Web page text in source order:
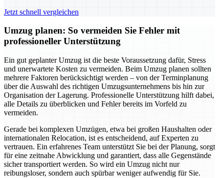
Jetzt schnell vergleichen
Umzug planen: So vermeiden Sie Fehler mit
professioneller Unterstützung
Ein gut geplanter Umzug ist die beste Voraussetzung dafür, Stress
und unerwartete Kosten zu vermeiden. Beim Umzug planen sollten
mehrere Faktoren berücksichtigt werden – von der Terminplanung
über die Auswahl des richtigen Umzugsunternehmens bis hin zur
Organisation der Lagerung. Professionelle Unterstützung hilft dabei,
alle Details zu überblicken und Fehler bereits im Vorfeld zu
vermeiden.
Gerade bei komplexen Umzügen, etwa bei großen Haushalten oder
internationalen Relocation, ist es entscheidend, auf Experten zu
vertrauen. Ein erfahrenes Team unterstützt Sie bei der Planung, sorgt
für eine zeitnahe Abwicklung und garantiert, dass alle Gegenstände
sicher transportiert werden. So wird ein Umzug nicht nur
reibungsloser, sondern auch spürbar weniger aufwendig für Sie.